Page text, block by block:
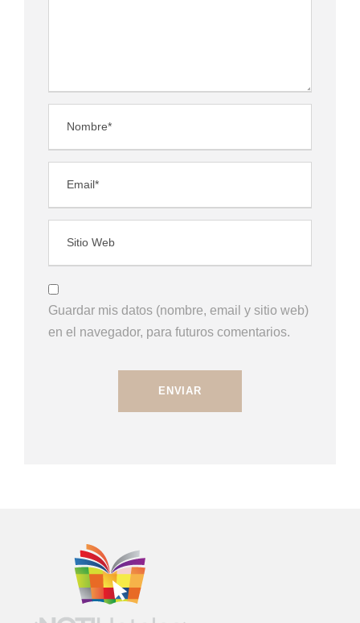
Guardar mis datos (nombre, email y sitio web)
en el navegador, para futuros comentarios.